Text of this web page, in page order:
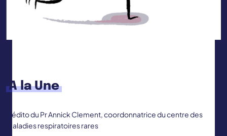
A la Une
L’édito du Pr Annick Clement, coordonnatrice du centre des
maladies respiratoires rares